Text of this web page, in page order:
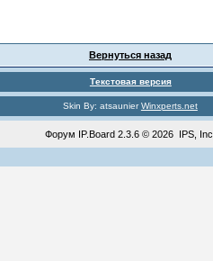
Вернуться назад
Текстовая версия
Skin By: atsaunierWinxperts.net
Форум IP.Board2.3.6 © 2026 IPS, Inc